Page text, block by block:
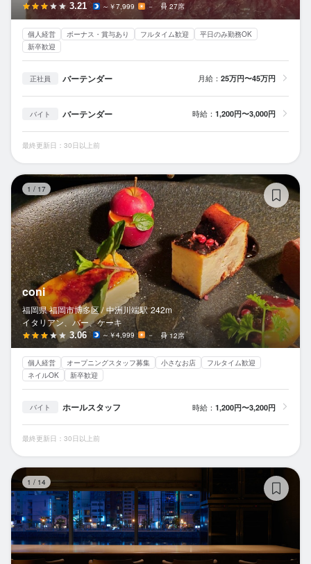
3.21 ～￥7,999 － 27席
個人経営 ボーナス・賞与あり フルタイム歓迎
平日のみ勤務OK
新卒歓迎
正社員 バーテンダー 月給： 25万円〜45万円
バイト バーテンダー 時給： 1,200円〜3,000円
最終更新日：30日以上前
1 / 17
coni
福岡県 福岡市博多区 / 中洲川端駅 242m
イタリアン、バー、ケーキ
3.06 ～￥4,999 － 12席
個人経営 オープニングスタッフ募集 小さなお店
フルタイム歓迎
ネイルOK
新卒歓迎
バイト ホールスタッフ 時給： 1,200円〜3,200円
最終更新日：30日以上前
1 / 14